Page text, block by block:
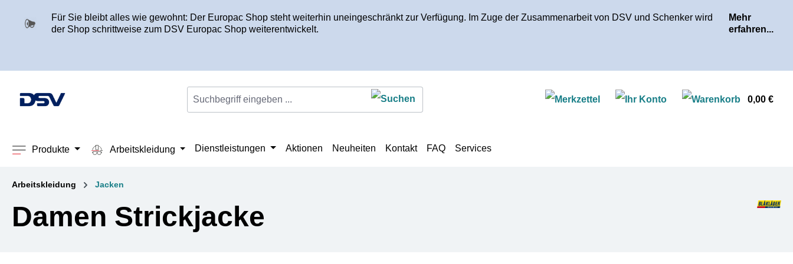
Zur Hauptnavigation springen
Für Sie bleibt alles wie gewohnt: Der Europac Shop steht weiterhin uneingeschränkt zur Verfügung. Im Zuge der Zusammenarbeit von DSV und Schenker wird
der Shop schrittweise zum DSV Europac Shop weiterentwickelt.
Mehr
erfahren...
0,00 €
Produkte Arbeitskleidung Dienstleistungen Aktionen Neuheiten Kontakt FAQ Services
Arbeitskleidung Jacken
Damen Strickjacke